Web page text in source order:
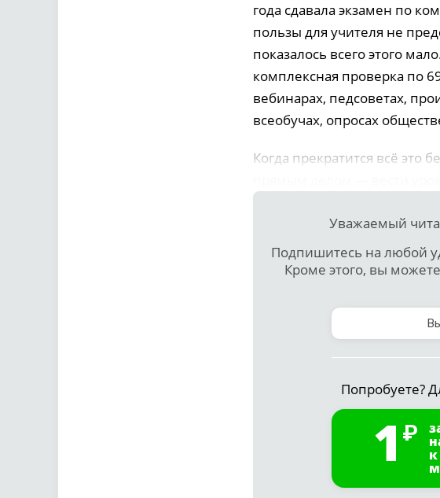
года сдавала экзамен по
пользы для учителя не
показалось всего этого
комплексная проверка по
вебинарах, педсоветах,
всеобучах, опросах
Когда прекратится всё это
Уважаемый
Подпишитесь на любой
Кроме этого, вы
Попробуете?
1